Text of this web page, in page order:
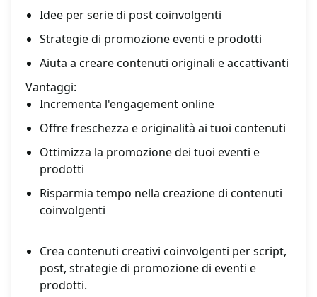
Idee per serie di post coinvolgenti
Strategie di promozione eventi e prodotti
Aiuta a creare contenuti originali e accattivanti
Vantaggi:
Incrementa l'engagement online
Offre freschezza e originalità ai tuoi contenuti
Ottimizza la promozione dei tuoi eventi e
prodotti
Risparmia tempo nella creazione di contenuti
coinvolgenti
Crea contenuti creativi coinvolgenti per script,
post, strategie di promozione di eventi e
prodotti.